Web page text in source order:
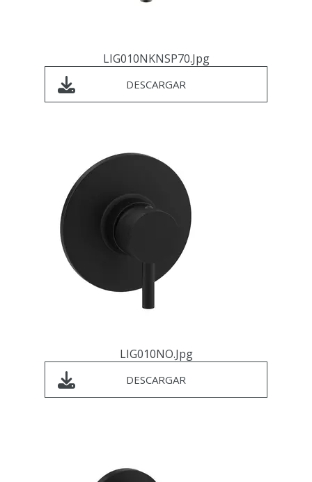
LIG010NKNSP70.jpg
DESCARGAR
LIG010NO.jpg
DESCARGAR